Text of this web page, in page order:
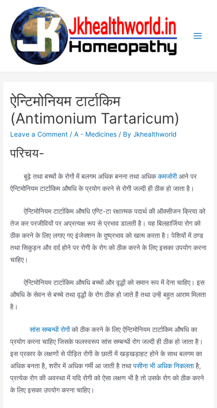
content
ऐन्टिमोनियम टार्टाकिम
(Antimonium Tartaricum)
Leave a Comment /A - Medicines / ByJkhealthworld
परिचय-
बूढ़े तथा बच्चों के रोगों में बलगम अधिक बनना तथा अधिककमजोरीआने पर
ऐन्टिमोनियम टार्टाकिम औषधि के प्रयोग करने से रोगी जल्दी ही ठीक हो जाता है।
ऐन्टिमोनियम टार्टाकिम औषधि एण्टि-टा रक्षात्मक पदार्थ की ऑक्सीजन क्रिया को
तेज कर परजीवियों पर अप्रत्यक्ष रूप से प्रभाव डालती है। यह बिलहार्जिया रोग को
ठीक करने के लिए लगाए गए इंजेक्शन के दुष्प्रभाव को खत्म करता है। पेशियों में ठण्ड
तथा सिकुड़न और दर्द होने पर रोगी के रोग को ठीक करने के लिए इसका उपयोग करना
चाहिए।
ऐन्टिमोनियम टार्टाकिम औषधि बच्चों और वृद्धों को समान रूप में देना चाहिए। इस
औषधि के सेवन से बच्चे तथा वृद्धों के रोग ठीक हो जाते हैं तथा उन्हें बहुत आराम मिलता
है।
सांस सम्बन्धी रोगोंको ठीक करने के लिए ऐन्टिमोनियम टार्टाकिम औषधि का
प्रयोग करना चाहिए जिसके फलस्वरूप सांस सम्बन्धी रोग जल्दी ही ठीक हो जाता है।
इस प्रकार के लक्षणों से पीड़ित रोगी के छाती में खड़खड़ाहट होने के साथ बलगम का
अधिक बनता है, शरीर में अधिक गर्मी आ जाती है तथापसीना भी अधिक निकलताहै,
प्रत्येक रोग की अवस्था में यदि रोगी को ऐसा लक्षण भी है तो उसके रोग को ठीक करने
के लिए इसका उपयोग करना चाहिए।